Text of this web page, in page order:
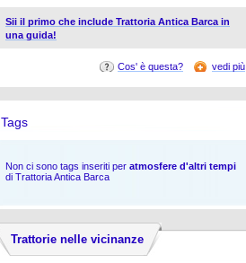
Sii il primo che include Trattoria Antica Barca in
una guida!
Cos' è questa? vedi più
Tags
Non ci sono tags inseriti per atmosfere d'altri tempi
di Trattoria Antica Barca
Trattorie nelle vicinanze